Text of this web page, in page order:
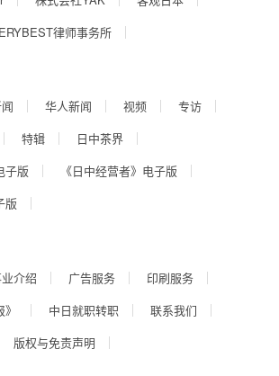
律师事务所
华人新闻 视频
专访
特辑
日中茶界
子版
《日中经营者》电子版
版
介绍 广告服务
印刷服务
中日就职转职
联系我们
版权与免责声明